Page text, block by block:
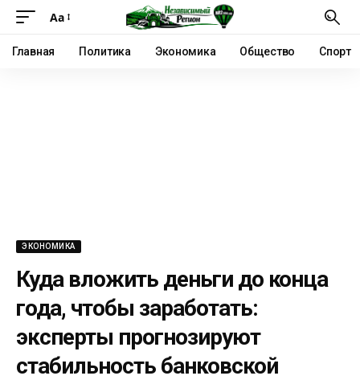
Аа
Главная Политика Экономика Общество Спорт
ЭКОНОМИКА
Куда вложить деньги до конца
года, чтобы заработать:
эксперты прогнозируют
стабильность банковской